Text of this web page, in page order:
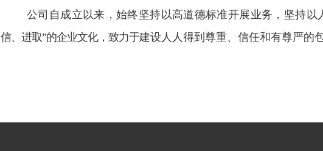
公司自成立以来，始终坚持以高道德标准开展业务， 坚持以
信、进取”的企业文化，致力于建设人人得到尊重、信任和有尊严的